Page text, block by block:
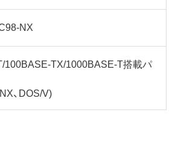
NX
100BASE-TX/1000BASE-T搭載パ
、DOS/V)